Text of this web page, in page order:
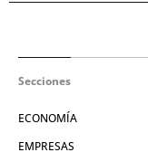
Secciones
ECONOMÍA
EMPRESAS